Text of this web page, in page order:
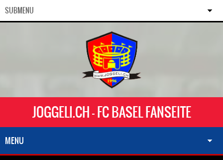
SUBMENU
JOGGELI.CH - FC BASEL FANSEITE
MENU